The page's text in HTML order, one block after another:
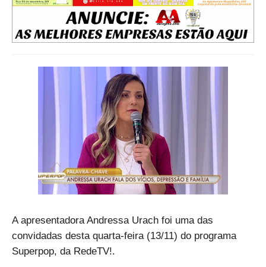
A apresentadora Andressa Urach foi uma das
convidadas desta quarta-feira (13/11) do programa
Superpop, da RedeTV!.